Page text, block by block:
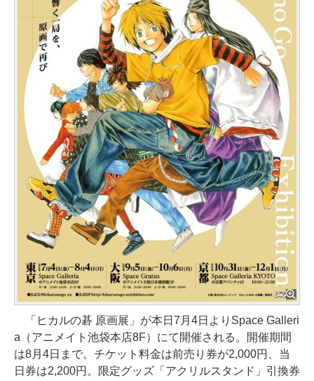
「ヒカルの碁 原画展」が本日7月4日よりSpace Galleri
a（アニメイト池袋本店8F）にて開催される。開催期間
は8月4日まで。チケット料金は前売り券が2,000円、当
日券は2,200円。限定グッズ「アクリルスタンド」引換券